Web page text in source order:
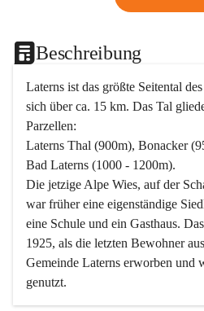
Beschreibung
Laterns ist das größte Seitental
sich über ca. 15 km. Das Tal
Parzellen:
Laterns Thal (900m), Bonacker
Bad Laterns (1000 - 1200m).
Die jetzige Alpe Wies, auf der
war früher eine eigenständige
eine Schule und ein Gasthaus.
1925, als die letzten Bewohner
Gemeinde Laterns erworben und
genutzt.